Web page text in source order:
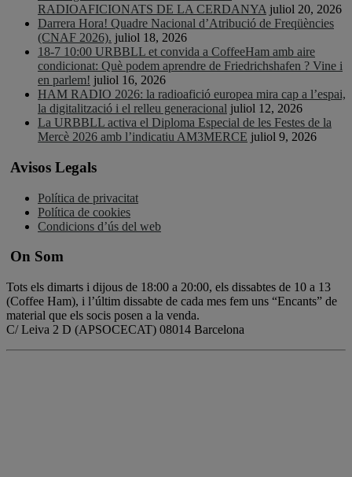
RADIOAFICIONATS DE LA CERDANYA juliol 20, 2026
Darrera Hora! Quadre Nacional d’Atribució de Freqüències
(CNAF 2026). juliol 18, 2026
18-7 10:00 URBBLL et convida a CoffeeHam amb aire
condicionat: Què podem aprendre de Friedrichshafen ? Vine i
en parlem! juliol 16, 2026
HAM RADIO 2026: la radioafició europea mira cap a l’espai,
la digitalització i el relleu generacional juliol 12, 2026
La URBBLL activa el Diploma Especial de les Festes de la
Mercè 2026 amb l’indicatiu AM3MERCE juliol 9, 2026
Avisos Legals
Política de privacitat
Política de cookies
Condicions d’ús del web
On Som
Tots els dimarts i dijous de 18:00 a 20:00, els dissabtes de 10 a 13
(Coffee Ham), i l’últim dissabte de cada mes fem uns “Encants” de
material que els socis posen a la venda.
C/ Leiva 2 D (APSOCECAT) 08014 Barcelona